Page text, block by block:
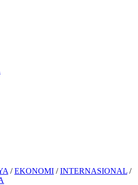
/EKONOMI /INTERNASIONAL /